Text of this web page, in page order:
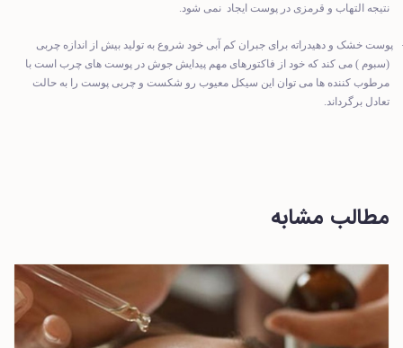
نتیجه التهاب و قرمزی در پوست ایجاد نمی شود.
پوست خشک و دهیدراته برای جبران کم آبی خود شروع به تولید بیش از اندازه چربی
(سبوم ) می کند که خود از فاکتورهای مهم پیدایش جوش در پوست های چرب است با
مرطوب کننده ها می توان این سیکل معیوب رو شکست و چربی پوست را به حالت
تعادل برگرداند.
مطالب مشابه